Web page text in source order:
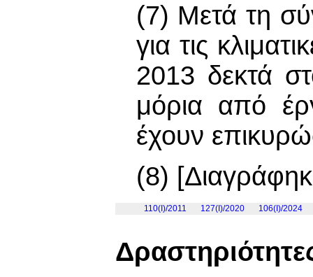
(7) Μετά τη
για τις
2013 δεκτά
μόρια από
έχουν
(8)
110(I)/2011 127(I)/2020 106(I)/2024